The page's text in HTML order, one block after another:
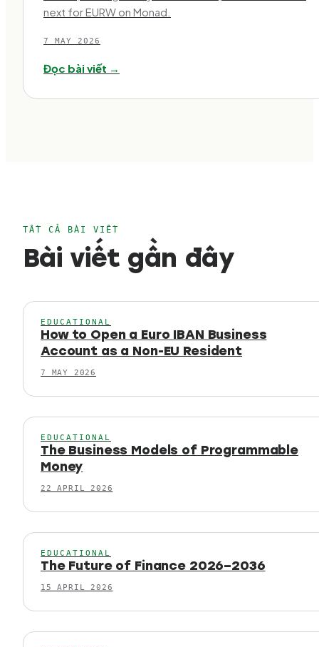
next for EURW on Monad.
7 MAY 2026
Đọc bài viết →
TẤT CẢ BÀI VIẾT
Bài viết gần đây
EDUCATIONAL
How to Open a Euro IBAN Business
Account as a Non-EU Resident
7 MAY 2026
EDUCATIONAL
The Business Models of Programmable
Money
22 APRIL 2026
EDUCATIONAL
The Future of Finance 2026–2036
15 APRIL 2026